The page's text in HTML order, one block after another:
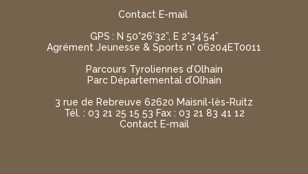
Contact E-mail
GPS : N 50°26’32”, E 2°34’54”
Agrément Jeunesse & Sports n° 06204ET0011
Parcours Tyroliennes d’Olhain
Parc Départemental d’Olhain
3 rue de Rebreuve 62620 Maisnil-lès-Ruitz
Tél. : 03 21 25 15 53 Fax : 03 21 83 41 12
Contact E-mail